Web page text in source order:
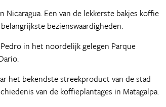
Een van de lekkerste bakjes koffie
bezienswaardigheden.
in het noordelijk gelegen Parque
het bekendste streekproduct van de stad
van de koffieplantages in Matagalpa.